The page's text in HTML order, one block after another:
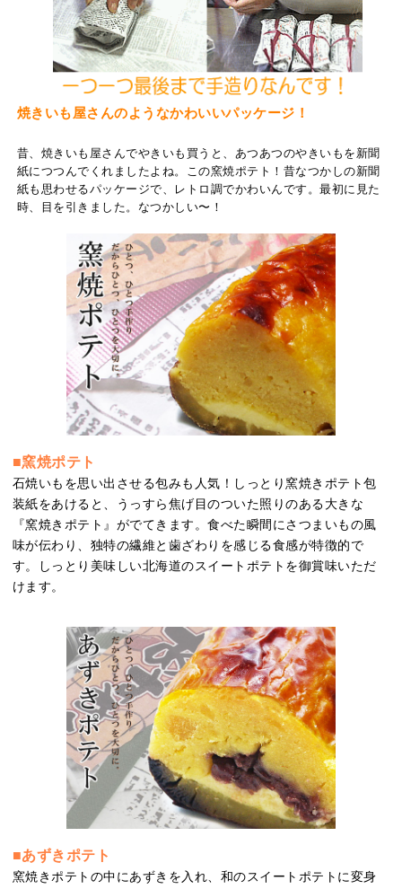
焼きいも屋さんのようなかわいいパッケージ！
昔、焼きいも屋さんでやきいも買うと、あつあつのやきいもを新聞
紙につつんでくれましたよね。この窯焼ポテト！昔なつかしの新聞
紙も思わせるパッケージで、レトロ調でかわいんです。最初に見た
時、目を引きました。なつかしい〜！
■窯焼ポテト
石焼いもを思い出させる包みも人気！しっとり窯焼きポテト包
装紙をあけると、うっすら焦げ目のついた照りのある大きな
『窯焼きポテト』がでてきます。食べた瞬間にさつまいもの風
味が伝わり、独特の繊維と歯ざわりを感じる食感が特徴的で
す。しっとり美味しい北海道のスイートポテトを御賞味いただ
けます。
■あずきポテト
窯焼きポテトの中にあずきを入れ、和のスイートポテトに変身